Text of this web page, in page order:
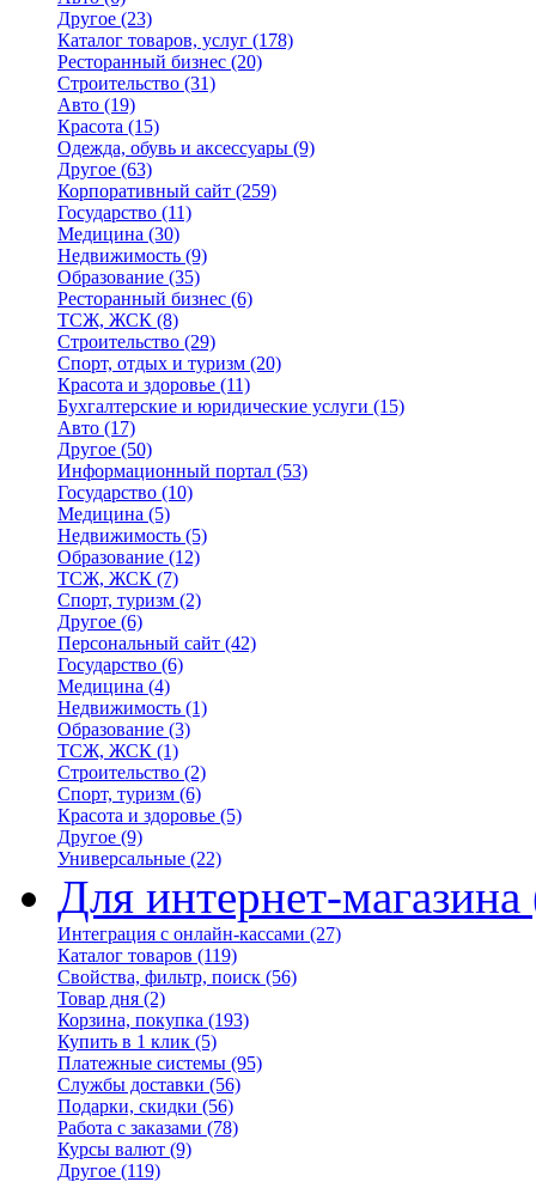
Другое (23)
Каталог товаров, услуг (178)
Ресторанный бизнес (20)
Строительство (31)
Авто (19)
Красота (15)
Одежда, обувь и аксессуары (9)
Другое (63)
Корпоративный сайт (259)
Государство (11)
Медицина (30)
Недвижимость (9)
Образование (35)
Ресторанный бизнес (6)
ТСЖ, ЖСК (8)
Строительство (29)
Спорт, отдых и туризм (20)
Красота и здоровье (11)
Бухгалтерские и юридические услуги (15)
Авто (17)
Другое (50)
Информационный портал (53)
Государство (10)
Медицина (5)
Недвижимость (5)
Образование (12)
ТСЖ, ЖСК (7)
Спорт, туризм (2)
Другое (6)
Персональный сайт (42)
Государство (6)
Медицина (4)
Недвижимость (1)
Образование (3)
ТСЖ, ЖСК (1)
Строительство (2)
Спорт, туризм (6)
Красота и здоровье (5)
Другое (9)
Универсальные (22)
Для интернет-магазина
Интеграция с онлайн-кассами (27)
Каталог товаров (119)
Свойства, фильтр, поиск (56)
Товар дня (2)
Корзина, покупка (193)
Купить в 1 клик (5)
Платежные системы (95)
Службы доставки (56)
Подарки, скидки (56)
Работа с заказами (78)
Курсы валют (9)
Другое (119)